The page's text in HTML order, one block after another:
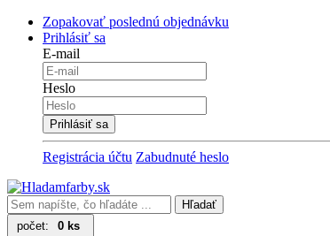
Zopakovať poslednú objednávku
Prihlásiť sa
E-mail
Heslo
Registrácia účtu Zabudnuté heslo
Hľadať
počet:
0 ks